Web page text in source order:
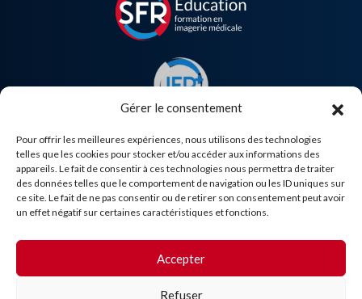
Gérer le consentement
Pour offrir les meilleures expériences, nous utilisons des technologies
telles que les cookies pour stocker et/ou accéder aux informations des
appareils. Le fait de consentir à ces technologies nous permettra de traiter
des données telles que le comportement de navigation ou les ID uniques sur
ce site. Le fait de ne pas consentir ou de retirer son consentement peut avoir
un effet négatif sur certaines caractéristiques et fonctions.
Accepter
Refuser
Besoin d'aide ?